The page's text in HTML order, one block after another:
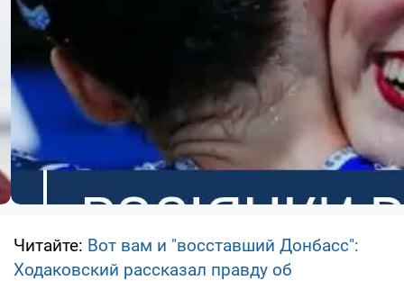
Читайте: Вот вам и "восставший Донбасс":
Ходаковский рассказал правду об